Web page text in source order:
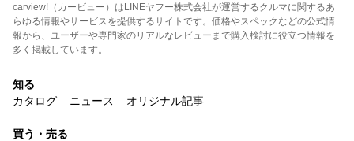
carview!（カービュー）はLINEヤフー株式会社が運営するクルマに関するあ
らゆる情報やサービスを提供するサイトです。価格やスペックなどの公式情
報から、ユーザーや専門家のリアルなレビューまで購入検討に役立つ情報を
多く掲載しています。
知る
カタログ
ニュース オリジナル記事
買う・売る